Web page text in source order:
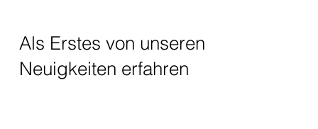
Als Erstes von unseren
Neuigkeiten erfahren